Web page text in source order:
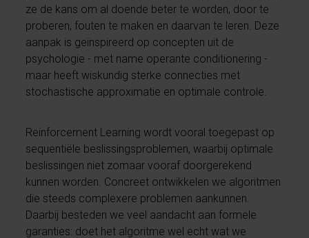
ze de kans om al doende beter te worden, door te
proberen, fouten te maken en daarvan te leren. Deze
aanpak is geïnspireerd op concepten uit de
psychologie - met name operante conditionering -
maar heeft wiskundig sterke connecties met
stochastische approximatie en optimale controle.
Reinforcement Learning wordt vooral toegepast op
sequentiële beslissingsproblemen, waarbij optimale
beslissingen niet zomaar vooraf doorgerekend
kunnen worden. Concreet ontwikkelen we algoritmen
die steeds complexere problemen aankunnen.
Daarbij besteden we veel aandacht aan formele
garanties: doet het algoritme wel echt wat we